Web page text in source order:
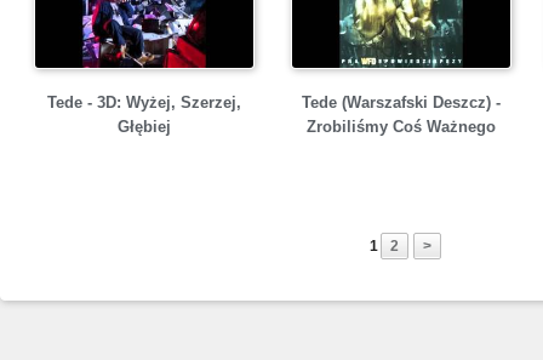
Tede - 3D: Wyżej, Szerzej,
Głębiej
Tede (Warszafski Deszcz) -
Zrobiliśmy Coś Ważnego
1 2 >